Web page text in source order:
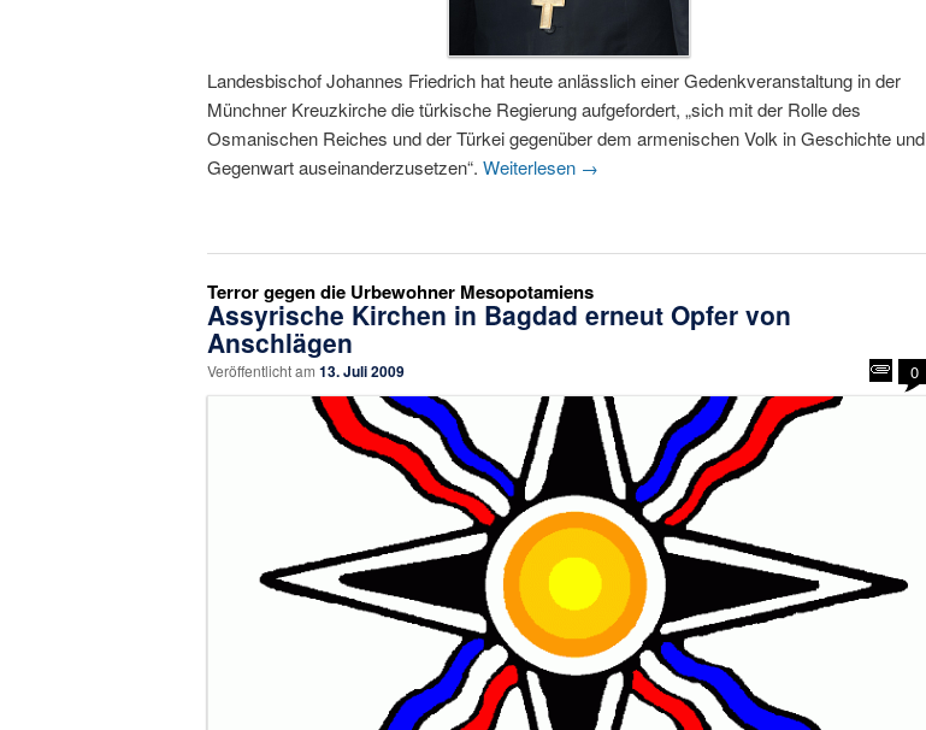
Landesbischof Johannes Friedrich hat heute anlässlich einer Gedenkveranstaltung in der
Münchner Kreuzkirche die türkische Regierung aufgefordert, „sich mit der Rolle des
Osmanischen Reiches und der Türkei gegenüber dem armenischen Volk in Geschichte und
Gegenwart auseinanderzusetzen“. Weiterlesen →
Terror gegen die Urbewohner Mesopotamiens
Assyrische Kirchen in Bagdad erneut Opfer von
Anschlägen
Veröffentlicht am 13. Juli 2009 0